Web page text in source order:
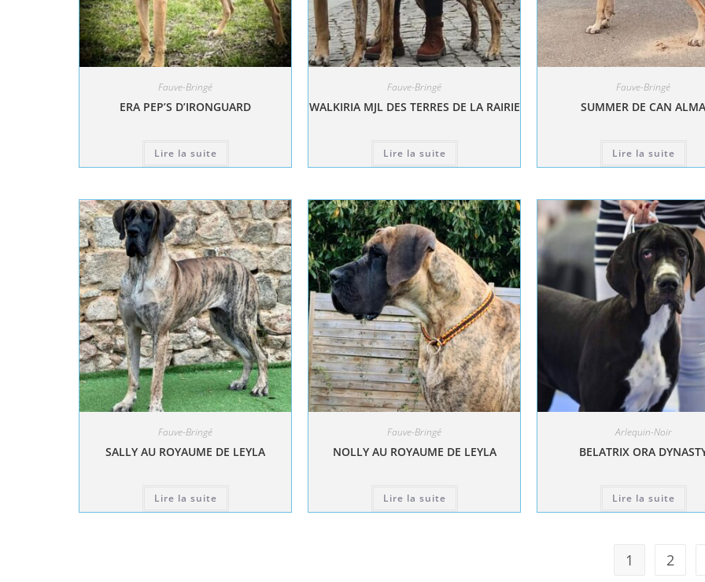
Fauve-Bringé
ERA PEP’S D’IRONGUARD
Lire la suite
Fauve-Bringé
WALKIRIA MJL DES TERRES DE LA RAIRIE
Lire la suite
Fauve-Bringé
SUMMER DE CAN ALMA
Lire la suite
Fauve-Bringé
SALLY AU ROYAUME DE LEYLA
Lire la suite
Fauve-Bringé
NOLLY AU ROYAUME DE LEYLA
Lire la suite
Arlequin-Noir
BELATRIX ORA
Lire la suite
1 2